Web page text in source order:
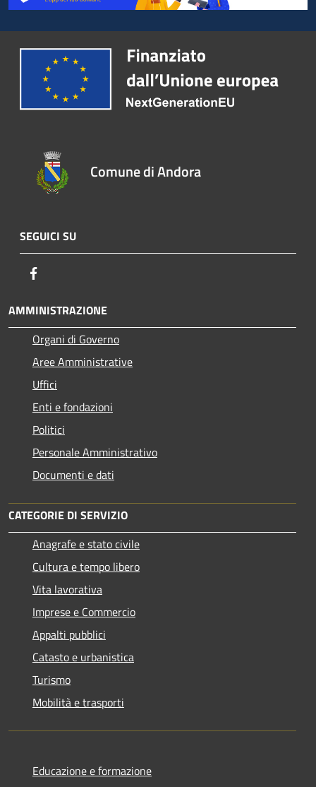
Comune di Andora
SEGUICI SU
AMMINISTRAZIONE
Organi di Governo
Aree Amministrative
Uffici
Enti e fondazioni
Politici
Personale Amministrativo
Documenti e dati
CATEGORIE DI SERVIZIO
Anagrafe e stato civile
Cultura e tempo libero
Vita lavorativa
Imprese e Commercio
Appalti pubblici
Catasto e urbanistica
Turismo
Mobilità e trasporti
Educazione e formazione